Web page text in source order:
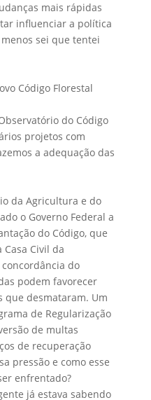
mais rápidas
influenciar a política
sei que tentei
Código Florestal
do Código
projetos com
a adequação das
da Agricultura e do
o Governo Federal a
do Código, que
Civil da
do
podem favorecer
desmataram. Um
de Regularização
de multas
de recuperação
pressão e como esse
enfrentado?
já estava sabendo